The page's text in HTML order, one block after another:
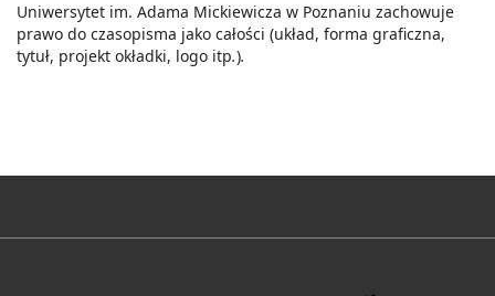
Uniwersytet im. Adama Mickiewicza w Poznaniu zachowuje
prawo do czasopisma jako całości (układ, forma graficzna,
tytuł, projekt okładki, logo itp.).